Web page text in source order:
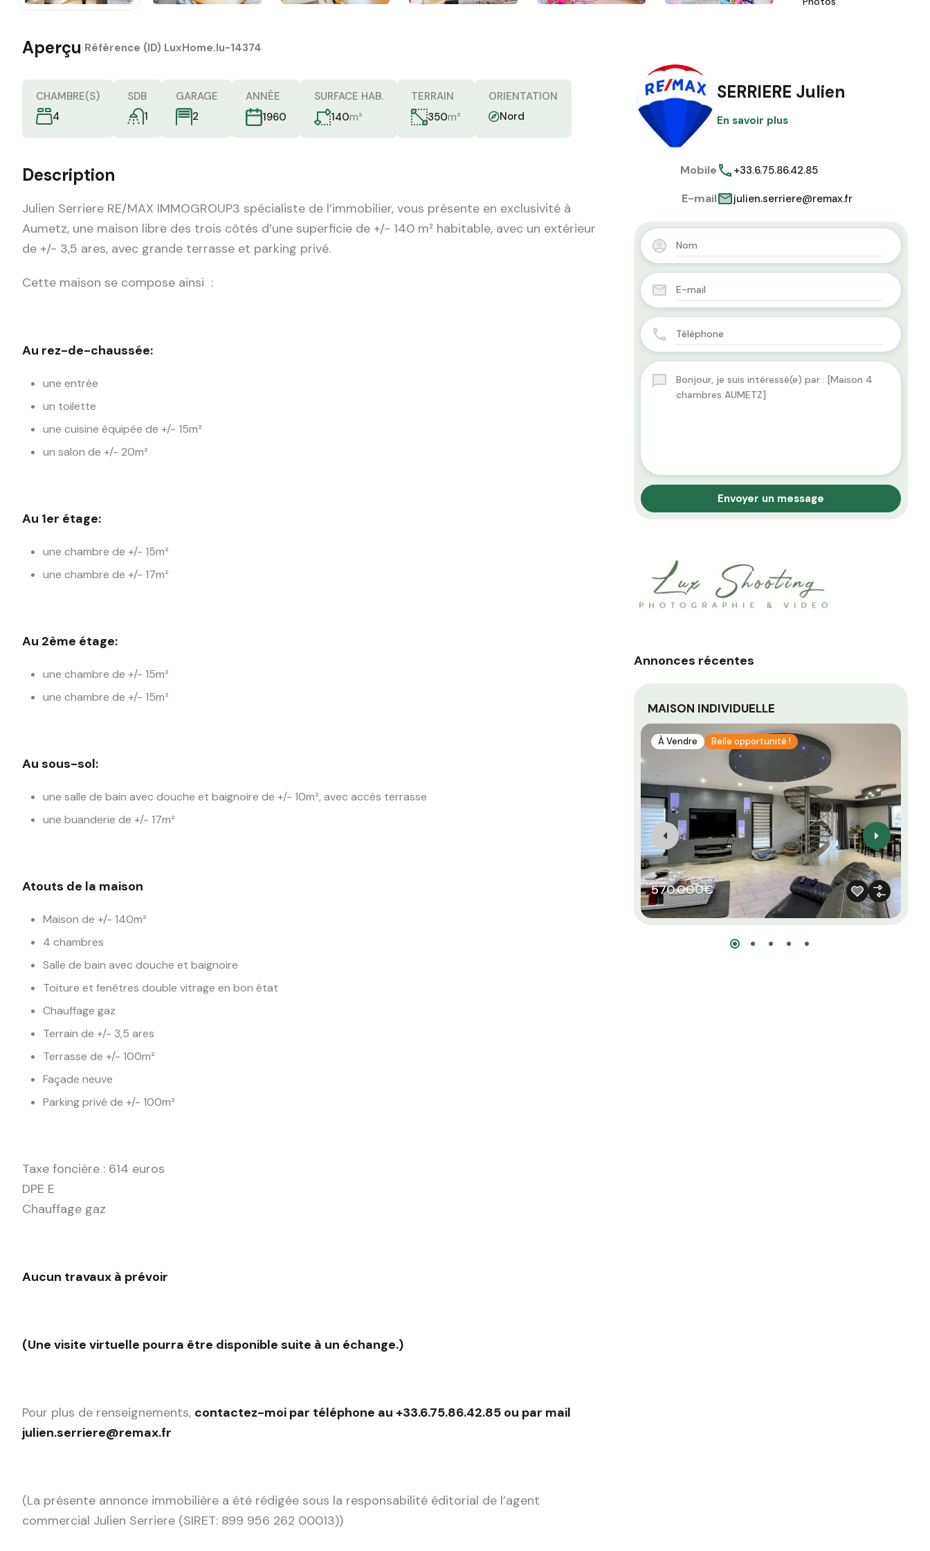
Aperçu Référence (ID) LuxHome.lu-14374
CHAMBRE(S)
4
SDB
1
GARAGE
2
ANNÉE
1960
SURFACE HAB.
140m²
TERRAIN
350m²
ORIENTATION
Nord
Description
Julien Serriere RE/MAX IMMOGROUP3 spécialiste de l’immobilier, vous présente en exclusivité à
Aumetz, une maison libre des trois côtés d’une superficie de +/- 140 m² habitable, avec un extérieur
de +/- 3,5 ares, avec grande terrasse et parking privé.
Cette maison se compose ainsi :
Au rez-de-chaussée:
une entrée
un toilette
une cuisine équipée de +/- 15m²
un salon de +/- 20m²
Au 1er étage:
une chambre de +/- 15m²
une chambre de +/- 17m²
Au 2ème étage:
une chambre de +/- 15m²
une chambre de +/- 15m²
Au sous-sol:
une salle de bain avec douche et baignoire de +/- 10m², avec accès terrasse
une buanderie de +/- 17m²
Atouts de la maison
Maison de +/- 140m²
4 chambres
Salle de bain avec douche et baignoire
Toiture et fenêtres double vitrage en bon état
Chauffage gaz
Terrain de +/- 3,5 ares
Terrasse de +/- 100m²
Façade neuve
Parking privé de +/- 100m²
Taxe foncière : 614 euros
DPE E
Chauffage gaz
Aucun travaux à prévoir
(Une visite virtuelle pourra être disponible suite à un échange.)
Pour plus de renseignements, contactez-moi par téléphone au +33.6.75.86.42.85 ou par mail
julien.serriere@remax.fr
(La présente annonce immobilière a été rédigée sous la responsabilité éditorial de l’agent
commercial Julien Serriere (SIRET: 899 956 262 00013))
SERRIERE Julien
En savoir plus
Mobile +33.6.75.86.42.85
E-mail julien.serriere@remax.fr
Envoyer un message
Annonces récentes
MAISON INDIVIDUELLE
À Vendre Belle opportunité !
570.000€